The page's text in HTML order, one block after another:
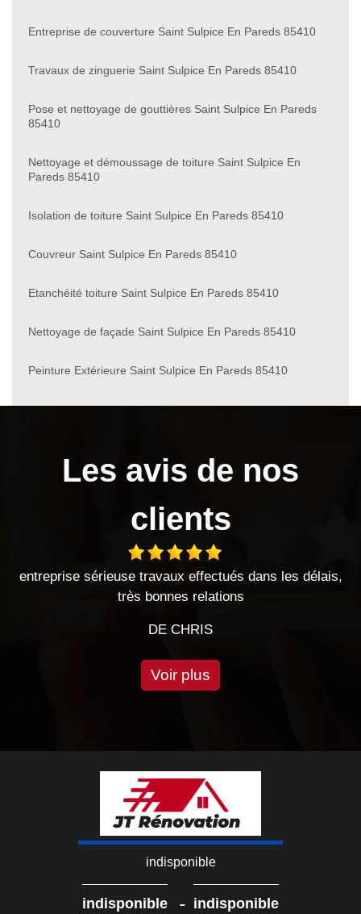
Entreprise de couverture Saint Sulpice En Pareds 85410
Travaux de zinguerie Saint Sulpice En Pareds 85410
Pose et nettoyage de gouttières Saint Sulpice En Pareds
85410
Nettoyage et démoussage de toiture Saint Sulpice En
Pareds 85410
Isolation de toiture Saint Sulpice En Pareds 85410
Couvreur Saint Sulpice En Pareds 85410
Etanchéité toiture Saint Sulpice En Pareds 85410
Nettoyage de façade Saint Sulpice En Pareds 85410
Peinture Extérieure Saint Sulpice En Pareds 85410
Les avis de nos
clients
effectués dans les délais,
Entreprise
Voir plus
indisponible
indisponible - indisponible